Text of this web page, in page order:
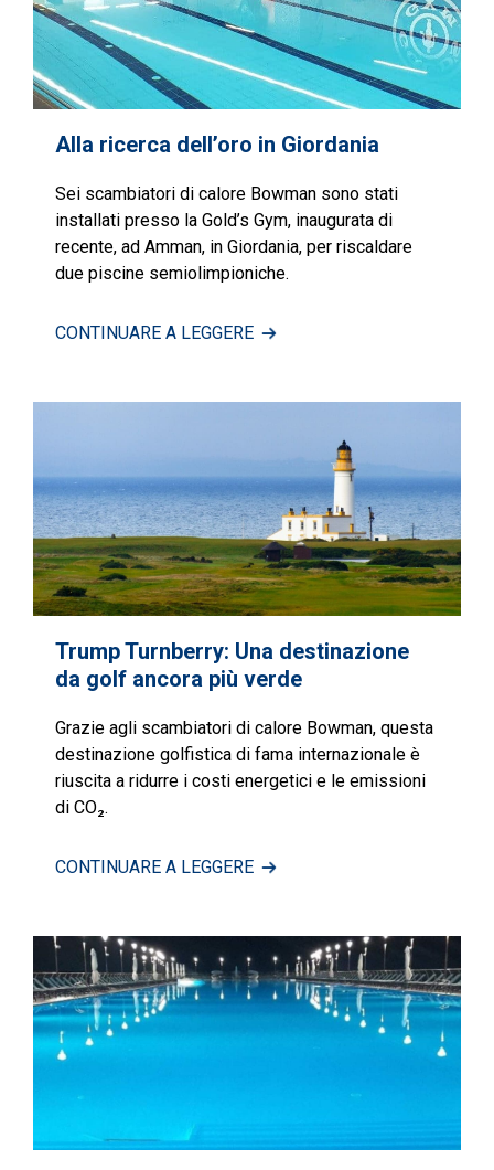
Alla ricerca dell’oro in Giordania
Sei scambiatori di calore Bowman sono stati
installati presso la Gold’s Gym, inaugurata di
recente, ad Amman, in Giordania, per riscaldare
due piscine semiolimpioniche.
CONTINUARE A LEGGERE
Trump Turnberry: Una destinazione
da golf ancora più verde
Grazie agli scambiatori di calore Bowman, questa
destinazione golfistica di fama internazionale è
riuscita a ridurre i costi energetici e le emissioni
di CO₂.
CONTINUARE A LEGGERE